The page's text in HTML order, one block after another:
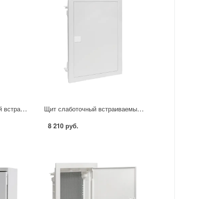
Щит распределительный встраиваемый EKF Nova 36 модулей IP40 пластик Щит слаботочный встраиваемый EKF Nova 3 IP40 пластик
8 210 руб.